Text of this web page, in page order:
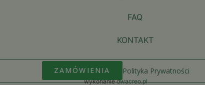
FAQ
KONTAKT
ZAMÓWIENIA Polityka Prywatności
wykonaniedwacreo.pl